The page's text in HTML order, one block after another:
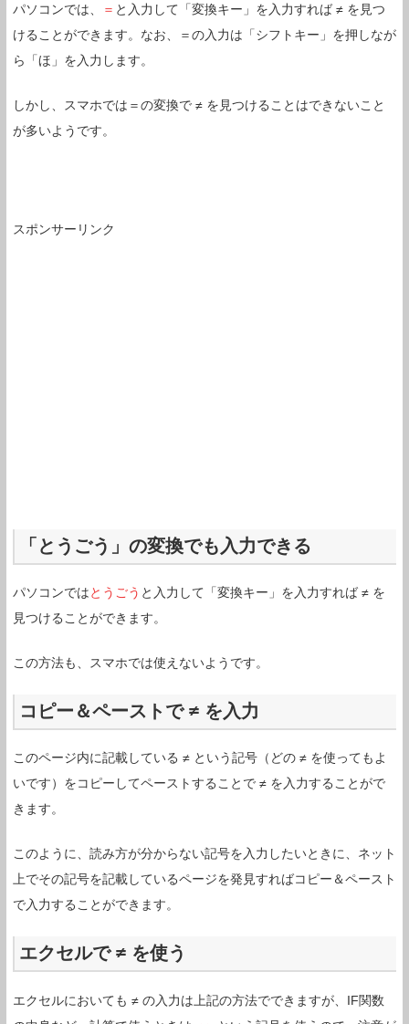
パソコンでは、 ＝ と入力して「変換キー」を入力すれば ≠ を見つ
けることができます。なお、＝の入力は「シフトキー」を押しなが
ら「ほ」を入力します。
しかし、スマホでは＝の変換で ≠ を見つけることはできないこと
が多いようです。
スポンサーリンク
「とうごう」の変換でも入力できる
パソコンではとうごう と入力して「変換キー」を入力すれば ≠ を
見つけることができます。
この方法も、スマホでは使えないようです。
コピー＆ペーストで ≠ を入力
このページ内に記載している ≠ という記号（どの ≠ を使ってもよ
いです）をコピーしてペーストすることで ≠ を入力することがで
きます。
このように、読み方が分からない記号を入力したいときに、ネット
上でその記号を記載しているページを発見すればコピー＆ペースト
で入力することができます。
エクセルで ≠ を使う
エクセルにおいても ≠ の入力は上記の方法でできますが、IF関数